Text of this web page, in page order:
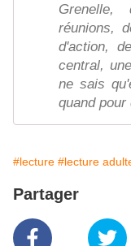
réunions,
d'action,
central,
ne sais
quand pour
#lecture #lecture
Partager